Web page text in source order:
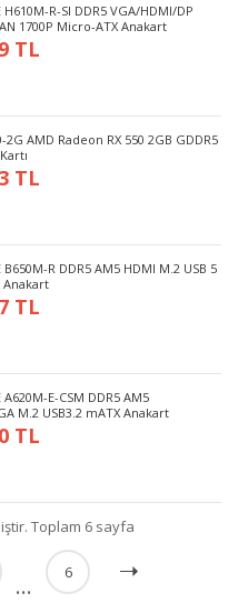
H610M-R-SI DDR5 VGA/HDMI/DP
1700P Micro-ATX Anakart
TL
2G AMD Radeon RX 550 2GB GDDR5
TL
B650M-R DDR5 AM5 HDMI M.2 USB 5
Anakart
TL
A620M-E-CSM DDR5 AM5
M.2 USB3.2 mATX Anakart
TL
Toplam 6 sayfa
... 6